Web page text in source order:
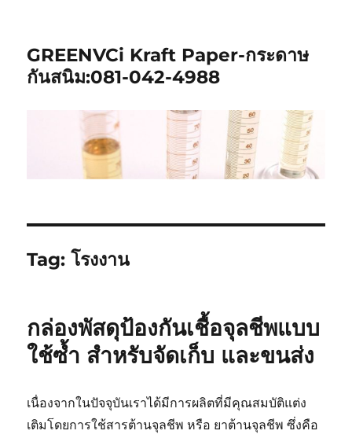
GREENVCi Kraft Paper-กระดาษ
กันสนิม:081-042-4988
Tag:โรงงาน
กล่องพัสดุป้องกันเชื้อจุลชีพแบบ
ใช้ซ้ำ สำหรับจัดเก็บ และขนส่ง
เนื่องจากในปัจจุบันเราได้มีการผลิตที่มีคุณสมบัติแต่ง
เติมโดยการใช้สารต้านจุลชีพ หรือ ยาต้านจุลชีพ ซึ่งคือ